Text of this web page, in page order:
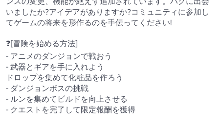
いましたか?アイデアがありますか?コミュニティに参加し
てゲームの将来を形作るのを手伝ってください!
❓[冒険を始める方法]
- アニメのダンジョンで戦おう
- 武器とギアを手に入れよう
ドロップを集めて化粧品を作ろう
- ダンジョンボスの挑戦
- ルンを集めてビルドを向上させる
- クエストを完了して限定報酬を獲得